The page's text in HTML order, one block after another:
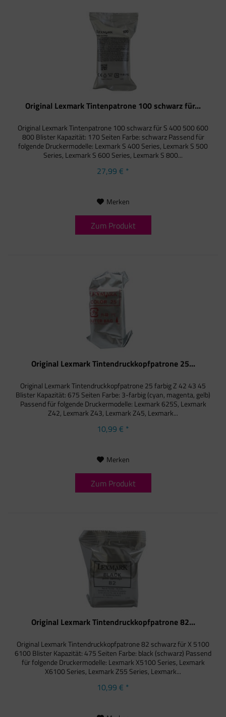
Original Lexmark Tintenpatrone 100 schwarz für...
Original Lexmark Tintenpatrone 100 schwarz für S 400 500 600
800 Blister Kapazität: 170 Seiten Farbe: schwarz Passend für
folgende Druckermodelle: Lexmark S 400 Series, Lexmark S 500
Series, Lexmark S 600 Series, Lexmark S 800...
27,99 € *
Merken
Zum Produkt
Original Lexmark Tintendruckkopfpatrone 25...
Original Lexmark Tintendruckkopfpatrone 25 farbig Z 42 43 45
Blister Kapazität: 675 Seiten Farbe: 3-farbig (cyan, magenta, gelb)
Passend für folgende Druckermodelle: Lexmark 625S, Lexmark
Z42, Lexmark Z43, Lexmark Z45, Lexmark...
10,99 € *
Merken
Zum Produkt
Original Lexmark Tintendruckkopfpatrone 82...
Original Lexmark Tintendruckkopfpatrone 82 schwarz für X 5100
6100 Blister Kapazität: 475 Seiten Farbe: black (schwarz) Passend
für folgende Druckermodelle: Lexmark X5100 Series, Lexmark
X6100 Series, Lexmark Z55 Series, Lexmark...
10,99 € *